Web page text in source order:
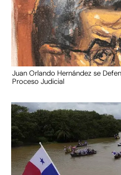
Juan Orlando Hernández se
Proceso Judicial